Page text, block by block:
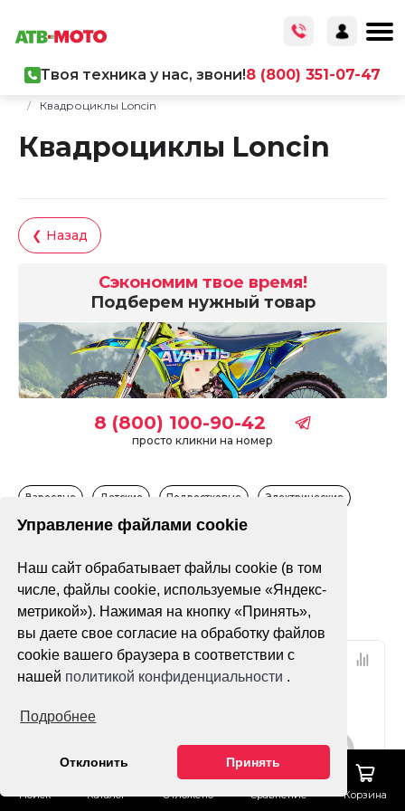
Управление файлами cookie
Наш сайт обрабатывает файлы cookie (в том
числе, файлы cookie, используемые «Яндекс-
метрикой»). Нажимая на кнопку «Принять»,
вы даете свое согласие на обработку файлов
cookie вашего браузера в соответствии с
нашей политикой конфиденциальности .
Подробнее
Отклонить Принять
Поиск Каталог Отложено Сравнение Корзина
Твоя техника у нас, звони!8 (800) 351-07-47
/
Квадроциклы Loncin
Квадроциклы Loncin
❮ Назад
Сэкономим твое время!
Подберем нужный товар
8 (800) 100-90-42
просто кликни на номер
Взрослые Детские Подростковые Электрические
Фильтр По популярности
4x4
Нет оценок Нет оценок